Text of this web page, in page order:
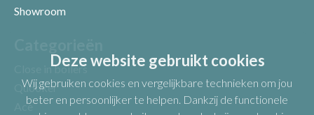
Showroom
Close in boilers
Quooker
Ace
Deze website gebruikt cookies
Wij gebruiken cookies en vergelijkbare technieken om jou
beter en persoonlijker te helpen. Dankzij de functionele